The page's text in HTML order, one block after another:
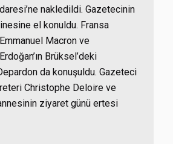
nakledildi. Gazetecinin
el konuldu. Fransa
Macron ve
Brüksel’deki
da konuşuldu. Gazeteci
Christophe Deloire ve
ziyaret günü ertesi